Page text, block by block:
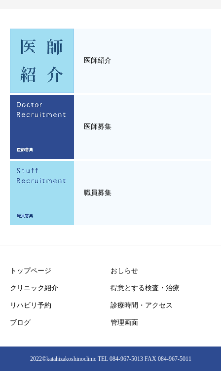
医師紹介
医師募集
職員募集
トップページ おしらせ
クリニック紹介 得意とする検査・治療
リハビリ予約 診療時間・アクセス
ブログ 管理画面
2022©︎katahizakoshinoclinic TEL 084-967-5013 FAX 084-967-5011